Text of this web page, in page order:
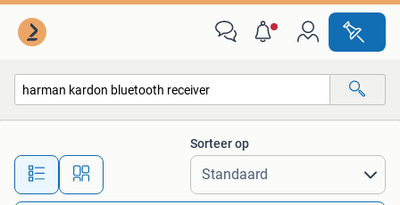
Alle afstanden…
Sorteer op